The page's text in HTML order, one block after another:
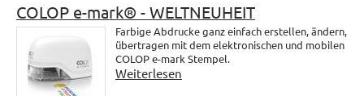
COLOP e-mark® - WELTNEUHEIT
Farbige Abdrucke ganz einfach erstellen, ändern,
übertragen mit dem elektronischen und mobilen
COLOP e-mark Stempel.
Weiterlesen